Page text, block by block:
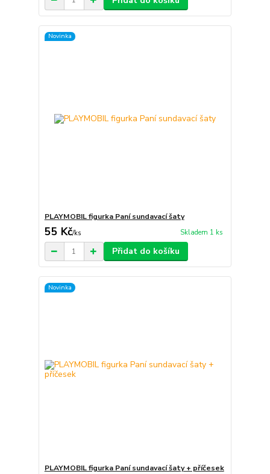
Novinka
PLAYMOBIL figurka Paní sundavací šaty
55 Kč/ks Skladem 1 ks
Přidat do košíku
Novinka
PLAYMOBIL figurka Paní sundavací šaty + příčesek